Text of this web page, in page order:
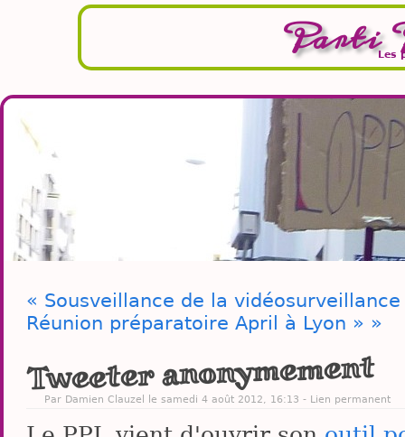
Parti Les
« Sousveillance de la vidéosurveillance
Réunion préparatoire April à Lyon » »
Tweeter anonymement
Par Damien Clauzel le samedi 4 août 2012, 16:13 - Lien permanent